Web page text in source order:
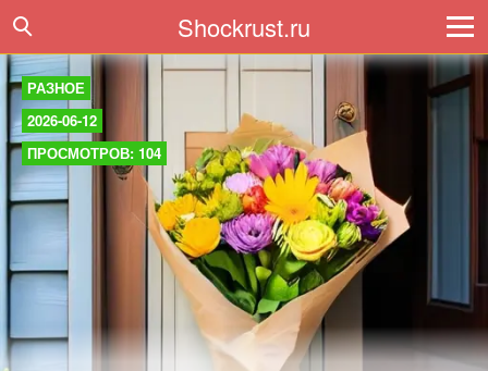
Shockrust.ru
РАЗНОЕ
2026-06-12
ПРОСМОТРОВ: 104